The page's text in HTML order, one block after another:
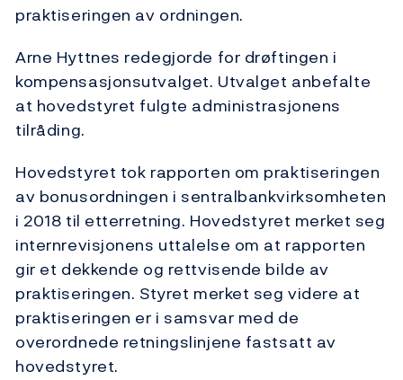
praktiseringen av ordningen.
Arne Hyttnes redegjorde for drøftingen i
kompensasjonsutvalget. Utvalget anbefalte
at hovedstyret fulgte administrasjonens
tilråding.
Hovedstyret tok rapporten om praktiseringen
av bonusordningen i sentralbank­virksomheten
i 2018 til etterretning. Hovedstyret merket seg
internrevisjonens uttalelse om at rapporten
gir et dekkende og rettvisende bilde av
praktiseringen. Styret merket seg videre at
praktiseringen er i samsvar med de
overordnede retningslinjene fastsatt av
hovedstyret.